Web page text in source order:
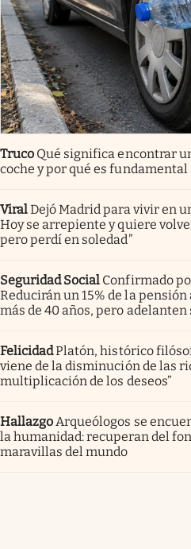
Truco Qué significa encontrar
coche y por qué es
ViralDejó Madrid para vivir en
Hoy se arrepiente y quiere
pero perdí en soledad”
Seguridad Social Confirmado
Reducirán un 15% de la
más de 40 años, pero
FelicidadPlatón, histórico
viene de la disminución de las
multiplicación de los deseos”
Hallazgo Arqueólogos se
la humanidad: recuperan del
maravillas del mundo